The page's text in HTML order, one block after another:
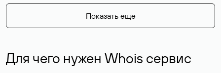
Показать еще
Для чего нужен Whois сервис